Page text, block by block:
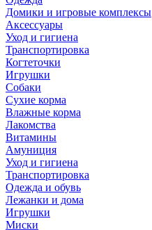
Домики и игровые комплексы
Аксессуары
Уход и гигиена
Транспортировка
Когтеточки
Игрушки
Собаки
Сухие корма
Влажные корма
Лакомства
Витамины
Амуниция
Уход и гигиена
Транспортировка
Одежда и обувь
Лежанки и дома
Игрушки
Миски